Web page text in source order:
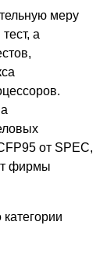
меру
а
от SPEC,
фирмы